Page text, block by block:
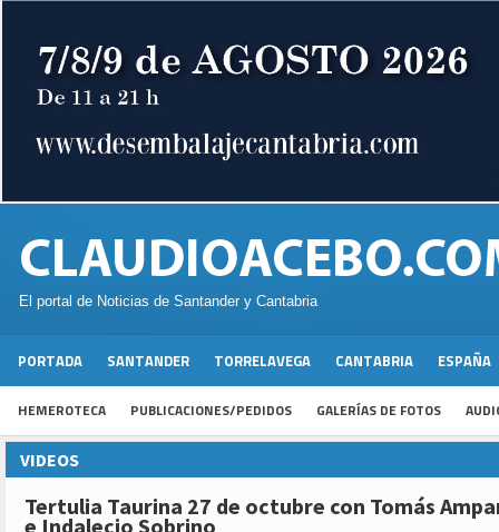
El portal de Noticias de Santander y Cantabria
PORTADA SANTANDER TORRELAVEGA CANTABRIA ESPAÑA
HEMEROTECA PUBLICACIONES/PEDIDOS GALERÍAS DE FOTOS
VIDEOS
Tertulia Taurina 27 de octubre con Tomás
e Indalecio Sobrino